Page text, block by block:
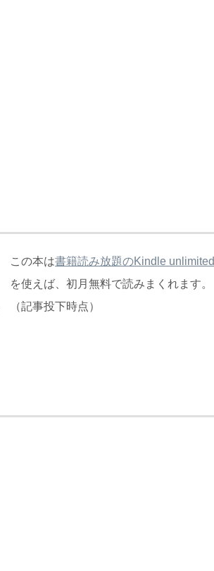
この本は書籍読み放題のKindle unlimited
を使えば、初月無料で読みまくれます。
（記事投下時点）